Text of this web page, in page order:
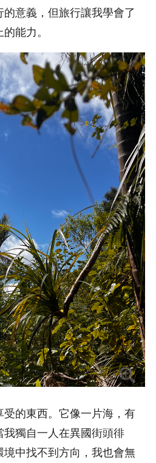
意義，但旅行讓我學會了
能力。
的東西。它像一片海，有
獨自一人在異國街頭徘
中找不到方向，我也會無